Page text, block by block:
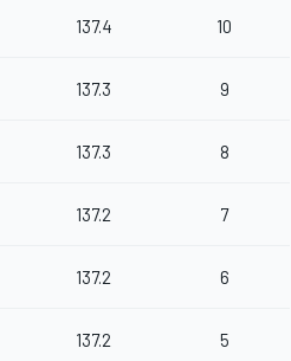
137.4 10
137.3 9
137.3 8
137.2 7
137.2 6
137.2 5